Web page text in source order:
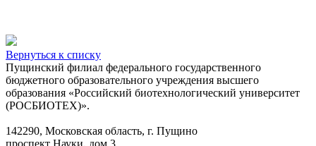
Вернуться к списку
Пущинский филиал федерального государственного
бюджетного образовательного учреждения высшего
образования «Российский биотехнологический университет
(РОСБИОТЕХ)».
142290, Московская область, г. Пущино